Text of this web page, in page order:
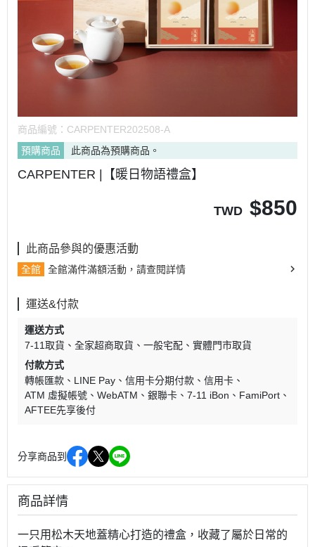
商品編號： CARPENTER202508-A
預購商品
此商品為預購商品。
CARPENTER |【暖日物語禮盒】
TWD $850
此商品參與的優惠活動
全館 全館滿件滿額活動，請查閱詳情
運送&付款
運送方式
7-11取貨
全家超商取貨 一般宅配
實體門市取貨
付款方式
轉帳匯款
LINE Pay 信用卡分期付款
信用卡
ATM 虛擬帳號
WebATM 銀聯卡 7-11 iBon
FamiPort
AFTEE先享後付
分享商品到
商品詳情
一只用松木天地蓋精心打造的禮盒，收藏了屬於日常的